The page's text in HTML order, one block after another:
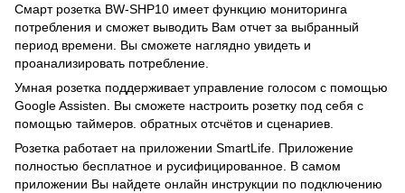
Смарт розетка BW-SHP10 имеет функцию мониторинга
потребления и сможет выводить Вам отчет за выбранный
период времени. Вы сможете наглядно увидеть и
проанализировать потребление.
Умная розетка поддерживает управление голосом с помощью
Google Assisten. Вы сможете настроить розетку под себя с
помощью таймеров. обратных отсчётов и сценариев.
Розетка работает на приложении SmartLife. Приложение
полностью бесплатное и русифицированное. В самом
приложении Вы найдете онлайн инструкции по подключению